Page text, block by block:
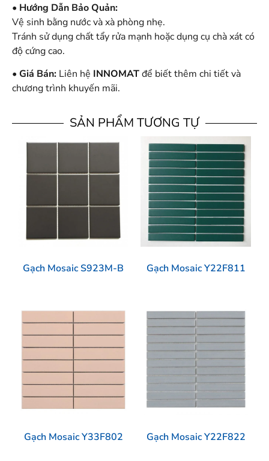
• Hướng Dẫn Bảo Quản:
Vệ sinh bằng nước và xà phòng nhẹ.
Tránh sử dụng chất tẩy rửa mạnh hoặc dụng cụ chà xát có
độ cứng cao.
• Giá Bán: Liên hệ INNOMATđể biết thêm chi tiết và
chương trình khuyến mãi.
SẢN PHẨM TƯƠNG TỰ
Gạch Mosaic S923M-B Gạch Mosaic Y22F811
Gạch Mosaic Y33F802 Gạch Mosaic Y22F822